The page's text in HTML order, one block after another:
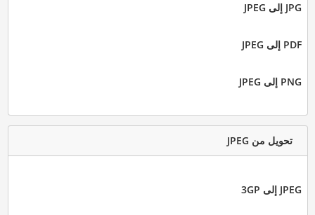
JPG إلى JPEG
PDF إلى JPEG
PNG إلى JPEG
تحويل من JPEG
JPEG إلى 3GP